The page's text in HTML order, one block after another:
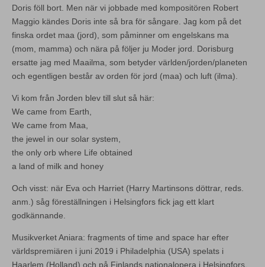
Doris föll bort. Men när vi jobbade med kompositören Robert
Maggio kändes Doris inte så bra för sångare. Jag kom på det
finska ordet maa (jord), som påminner om engelskans ma
(mom, mamma) och nära på följer ju Moder jord. Dorisburg
ersatte jag med Maailma, som betyder världen/jorden/planeten
och egentligen består av orden för jord (maa) och luft (ilma).
Vi kom från Jorden blev till slut så här:
We came from Earth,
We came from Maa,
the jewel in our solar system,
the only orb where Life obtained
a land of milk and honey
Och visst: när Eva och Harriet (Harry Martinsons döttrar, reds.
anm.) såg föreställningen i Helsingfors fick jag ett klart
godkännande.
Musikverket Aniara: fragments of time and space har efter
världspremiären i juni 2019 i Philadelphia (USA) spelats i
Haarlem (Holland) och på Finlands nationalopera i Helsingfors.